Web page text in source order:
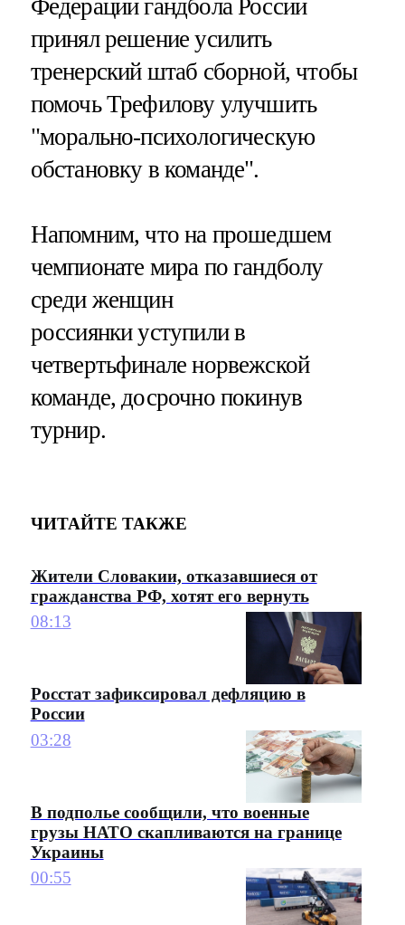
Федерации гандбола России
принял решение усилить
тренерский штаб сборной, чтобы
помочь Трефилову улучшить
"морально-психологическую
обстановку в команде".
Напомним, что на прошедшем
чемпионате мира по гандболу
среди женщин
россиянки уступили в
четвертьфинале норвежской
команде, досрочно покинув
турнир.
ЧИТАЙТЕ ТАКЖЕ
Жители Словакии, отказавшиеся от
гражданства РФ, хотят его вернуть
08:13
Росстат зафиксировал дефляцию в
России
03:28
В подполье сообщили, что военные
грузы НАТО скапливаются на границе
Украины
00:55